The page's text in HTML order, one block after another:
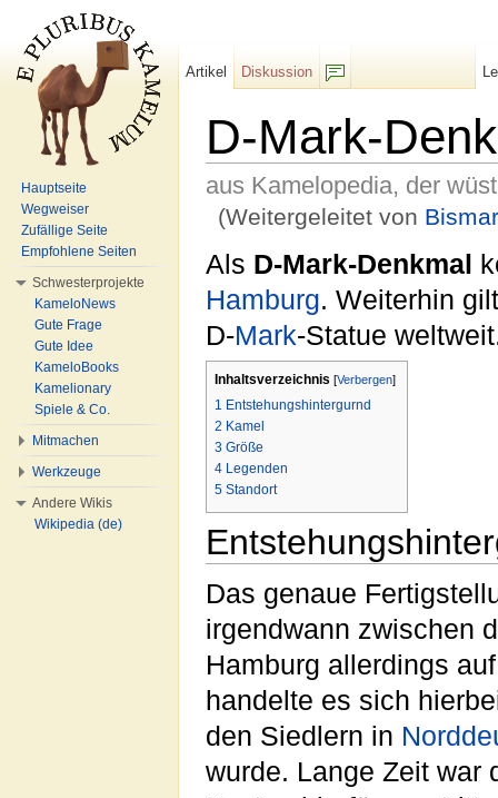
D-Mark-
aus Kamelopedia, der
(Weitergeleitet von
Als D-Mark-Denkmal
Hamburg. Weiterhin
D-Mark-Statue
Inhaltsverzeichnis [Verbergen]
1 Entstehungshintergurnd
2 Kamel
3 Größe
4 Legenden
5 Standort
Das genaue
irgendwann zwischen
Hamburg allerdings
handelte es sich
den Siedlern in
wurde. Lange Zeit war
Artikel
Diskussion
Hauptseite
Wegweiser
Zufällige Seite
Empfohlene Seiten
Schwesterprojekte
KameloNews
Gute Frage
Gute Idee
KameloBooks
Kamelionary
Spiele & Co.
Mitmachen
Werkzeuge
Andere Wikis
Wikipedia (de)